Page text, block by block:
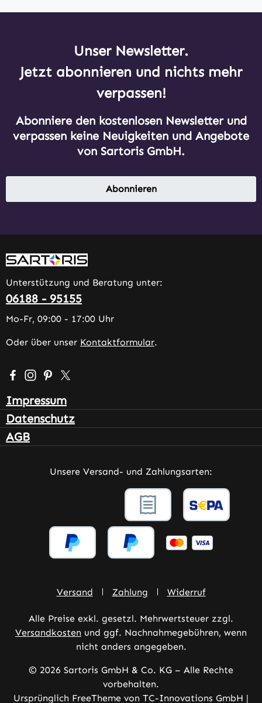
Unser Newsletter.
Jetzt abonnieren und nichts mehr
verpassen!
Abonniere den kostenlosen Newsletter und
verpassen keine Neuigkeiten und Angebote
von Sartoris GmbH.
Abonnieren
Unterstützung und Beratung unter:
06188 - 95155
Mo-Fr, 09:00 - 17:00 Uhr
Oder über unser Kontaktformular.
Besuche uns auf Facebook – öffnet in neuem Tab
Schau auf Instagram vorbei – öffnet in neuem Tab
Lass dich auf Pinterest inspirieren – öffnet in
Folge uns auf X – öffnet in neuem Tab
Impressum
Datenschutz
AGB
Unsere Versand- und Zahlungsarten:
Versand Zahlung Widerruf
Alle Preise exkl. gesetzl. Mehrwertsteuer zzgl.
Versandkosten und ggf. Nachnahmegebühren, wenn
nicht anders angegeben.
© 2026 Sartoris GmbH & Co. KG – Alle Rechte
vorbehalten.
Ursprünglich FreeTheme von TC-Innovations GmbH |